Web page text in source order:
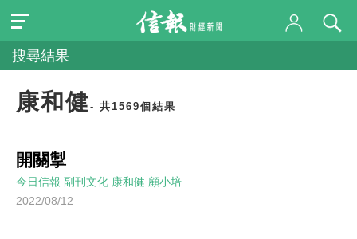
搜尋結果
康和健 - 共1569個結果
開關掣
今日信報 副刊文化 康和健 顧小培
2022/08/12